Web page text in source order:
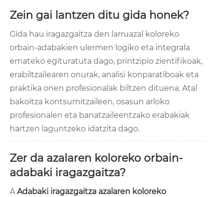
Zein gai lantzen ditu gida honek?
Gida hau iragazgaitza den larruazal koloreko
orbain-adabakien ulermen logiko eta integrala
emateko egituratuta dago, printzipio zientifikoak,
erabiltzailearen onurak, analisi konparatiboak eta
praktika onen profesionalak biltzen dituena. Atal
bakoitza kontsumitzaileen, osasun arloko
profesionalen eta banatzaileentzako erabakiak
hartzen laguntzeko idatzita dago.
Zer da azalaren koloreko orbain-
adabaki iragazgaitza?
AAdabaki iragazgaitza azalaren koloreko